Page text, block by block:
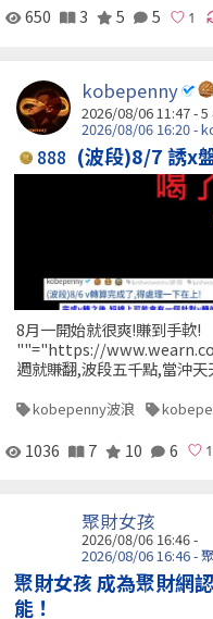
650 3 5 5
kobepenny
2026/08/06 11:47 -5
2026/08/06 16:20 -
888 (波段)8/7 誘x
8月一開始就很爽!賺到手軟!
""="https://
週就賺翻,波段五千點,當沖
kobepenny波浪
1036 7 10 6
聚財女孩
2026/08/06 16:46 -
2026/08/06 16:46 -
聚財女孩 成為聚財網
能！